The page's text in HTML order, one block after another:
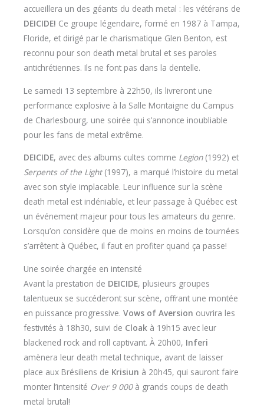
accueillera un des géants du death metal : les vétérans de
DEICIDE! Ce groupe légendaire, formé en 1987 à Tampa,
Floride, et dirigé par le charismatique Glen Benton, est
reconnu pour son death metal brutal et ses paroles
antichrétiennes. Ils ne font pas dans la dentelle.
Le samedi 13 septembre à 22h50, ils livreront une
performance explosive à la Salle Montaigne du Campus
de Charlesbourg, une soirée qui s’annonce inoubliable
pour les fans de metal extrême.
DEICIDE, avec des albums cultes comme Legion(1992) et
Serpents of the Light(1997), a marqué l’histoire du metal
avec son style implacable. Leur influence sur la scène
death metal est indéniable, et leur passage à Québec est
un événement majeur pour tous les amateurs du genre.
Lorsqu’on considère que de moins en moins de tournées
s’arrêtent à Québec, il faut en profiter quand ça passe!
Une soirée chargée en intensité
Avant la prestation de DEICIDE, plusieurs groupes
talentueux se succéderont sur scène, offrant une montée
en puissance progressive. Vows of Aversion ouvrira les
festivités à 18h30, suivi de Cloak à 19h15 avec leur
blackened rock and roll captivant. À 20h00, Inferi
amènera leur death metal technique, avant de laisser
place aux Brésiliens de Krisiun à 20h45, qui sauront faire
monter l’intensité Over 9 000à grands coups de death
metal brutal!